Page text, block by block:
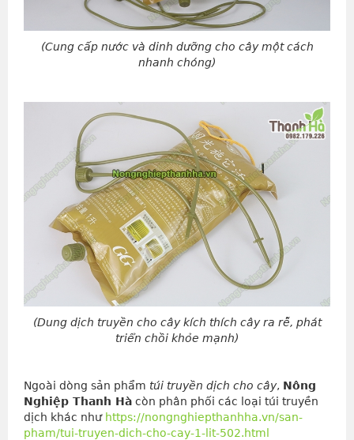
(Cung cấp nước và dinh dưỡng cho cây một cách
nhanh chóng)
(Dung dịch truyền cho cây kích thích cây ra rễ, phát
triển chồi khỏe mạnh)
Ngoài dòng sản phẩm túi truyền dịch cho cây, Nông
Nghiệp Thanh Hà còn phân phối các loại túi truyền
dịch khác như https://nongnghiepthanhha.vn/san-
pham/tui-truyen-dich-cho-cay-1-lit-502.html